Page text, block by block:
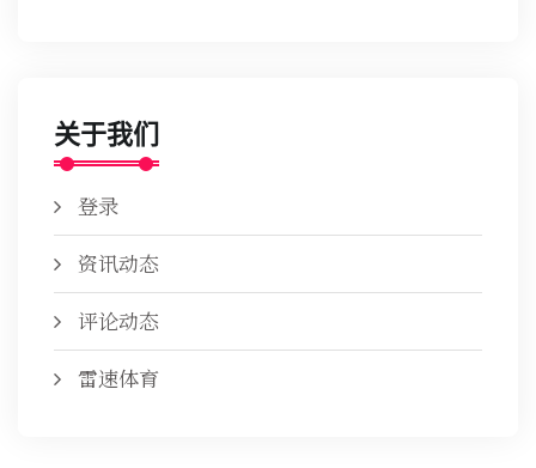
关于我们
登录
资讯动态
评论动态
雷速体育